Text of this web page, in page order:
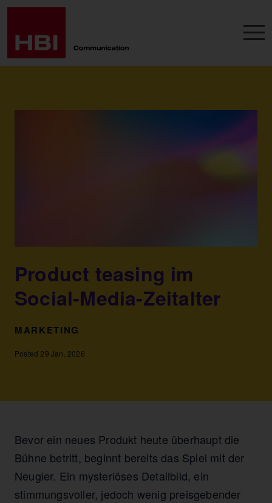
Product teasing im
Social-Media-Zeitalter
MARKETING
Posted 29 Jan. 2026
Bevor ein neues Produkt heute überhaupt die
Bühne betritt, beginnt bereits das Spiel mit der
Neugier. Ein mysteriöses Detailbild, ein
stimmungsvoller, jedoch wenig preisgebender